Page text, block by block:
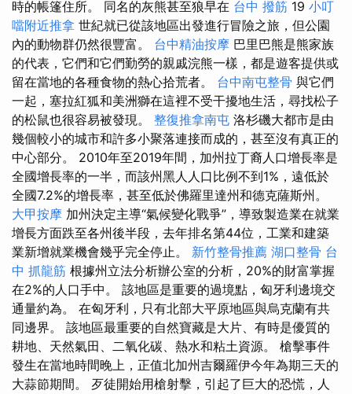
時的帳篷住所。 同名的灰熊甚至狼早在 台中 撥筋 19 小叮
噹附近推拿 世紀就已從該地區出發進行冒險之旅，但公園
內的動物群仍然很豐富。 台中精油按摩 巴里巴熊是熊家族
的代表，它們和它們勤勞的親戚浣熊一樣，都是遊客提供或
留在當地的各種食物的熱心拾荒者。 台中南屯整骨 與它們
一起，塞拉紅狐和美洲獅在這裡不受干擾地生活，尋找松子
的松鼠也很容易被發現。 整復推拿南屯 洛杉磯大都市是由
幾個較小的城市和許多小聚落連接而成的，甚至沒有真正的
中心部分。 2010年至2019年間，加州拉丁裔人口增長率是
全國增長率的一半，而該州黑人人口比例不到1%，遠低於
全國7.2%的增長率，甚至低於佛羅里達州和德克薩斯州。
大甲按摩 加州決定主導“氣候變化戰爭”，導致製造業在就業
增長方面跌至各州後半段，去年排名第44位，工業和建築
業新增就業機會幾乎完全停止。 新竹整骨推薦 湖口整骨 台
中 抓龍筋 根據州立法分析辦公室的分析，20%的財富掌握
在2%的人口手中。 該地區是重要的過境點，匈牙利邊境交
通量約為。 在匈牙利，只有北部大平原地區與烏克蘭有共
同邊界。 該地區最重要的自然寶藏是大片、有時是優質的
耕地、天然氣田、二氧化碳、熱水和粘土資源。 槍擊事件
發生在當地時間晚上，正值北加州吉爾羅伊今年為期三天的
大蒜節期間。 歹徒開始用槍射擊，引起了巨大的恐慌，人